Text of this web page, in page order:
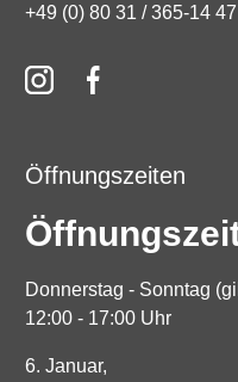
+49 (0) 80 31 / 365-14 47
Öffnungszeiten
Donnerstag - Sonntag
12:00 - 17:00 Uhr
6. Januar,